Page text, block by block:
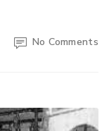
No Comments